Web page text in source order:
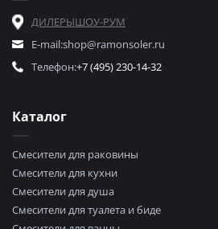
Каталог
Смесители для раковины
Смесители для кухни
Смесители для душа
Смесители для туалета и биде
ДИЛЕРЫШОУ-РУМ
E-mail:shop@ramonsoler.ru
Телефон:+7 (495) 230-14-32